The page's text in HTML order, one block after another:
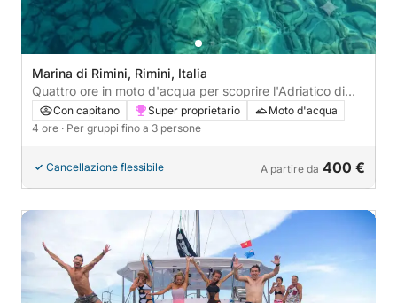
Marina di Rimini, Rimini, Italia
Quattro ore in moto d'acqua per scoprire l'Adriatico di
RiminiCon capitano Super proprietario
Moto d'acqua
4 ore · Per gruppi fino a 3 persone
Cancellazione flessibile A partire da 400 €